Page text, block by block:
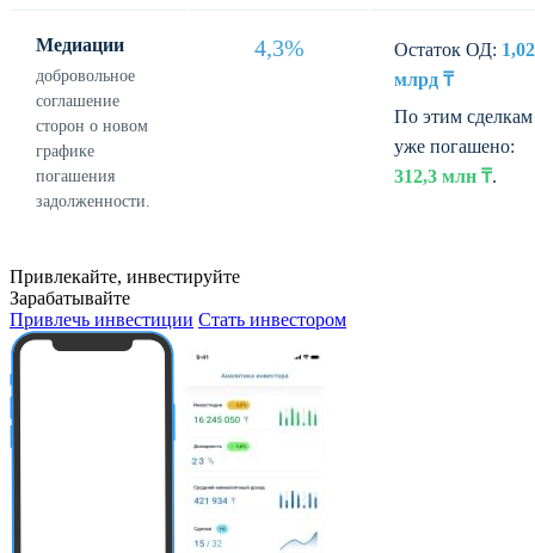
Медиации
добровольное
соглашение
сторон о новом
графике
погашения
задолженности.
4,3% Остаток ОД: 1,02
млрд ₸
По этим сделкам
уже погашено:
312,3 млн ₸.
Привлекайте, инвестируйте
Зарабатывайте
Привлечь инвестиции Стать инвестором